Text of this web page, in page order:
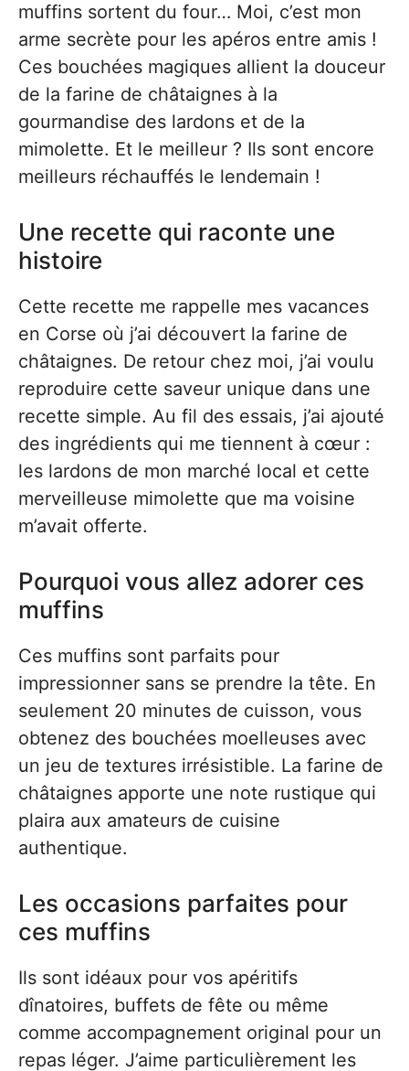
muffins sortent du four… Moi, c’est mon
arme secrète pour les apéros entre amis !
Ces bouchées magiques allient la douceur
de la farine de châtaignes à la
gourmandise des lardons et de la
mimolette. Et le meilleur ? Ils sont encore
meilleurs réchauffés le lendemain !
Une recette qui raconte une
histoire
Cette recette me rappelle mes vacances
en Corse où j’ai découvert la farine de
châtaignes. De retour chez moi, j’ai voulu
reproduire cette saveur unique dans une
recette simple. Au fil des essais, j’ai ajouté
des ingrédients qui me tiennent à cœur :
les lardons de mon marché local et cette
merveilleuse mimolette que ma voisine
m’avait offerte.
Pourquoi vous allez adorer ces
muffins
Ces muffins sont parfaits pour
impressionner sans se prendre la tête. En
seulement 20 minutes de cuisson, vous
obtenez des bouchées moelleuses avec
un jeu de textures irrésistible. La farine de
châtaignes apporte une note rustique qui
plaira aux amateurs de cuisine
authentique.
Les occasions parfaites pour
ces muffins
Ils sont idéaux pour vos apéritifs
dînatoires, buffets de fête ou même
comme accompagnement original pour un
repas léger. J’aime particulièrement les